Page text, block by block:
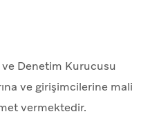
Denetim Kurucusu
ve girişimcilerine mali
vermektedir.